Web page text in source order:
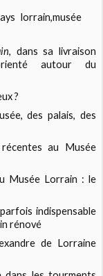
, dans sa livraison
autour du
?
des palais, des
au Musée
Musée Lorrain : le
indispensable
rénové
de Lorraine